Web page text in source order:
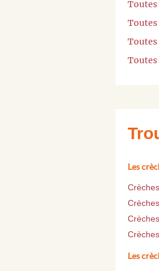
Toutes
Toutes
Toutes
Les
Les